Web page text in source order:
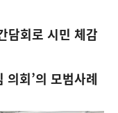
담회로 시민 체감
회’의 모범사례